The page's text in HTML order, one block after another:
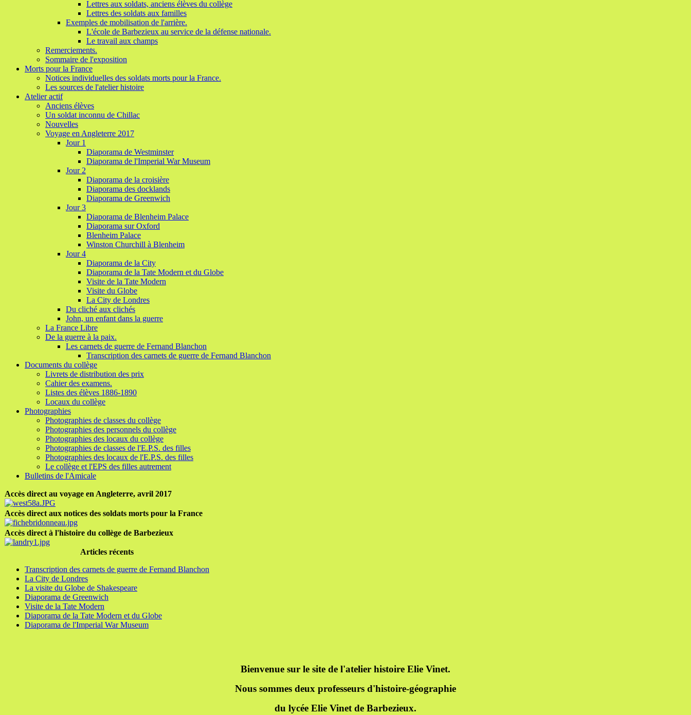
Lettres aux soldats, anciens élèves du collège
Lettres des soldats aux familles
Exemples de mobilisation de l'arrière.
L'école de Barbezieux au service de la défense nationale.
Le travail aux champs
Remerciements.
Sommaire de l'exposition
Morts pour la France
Notices individuelles des soldats morts pour la France.
Les sources de l'atelier histoire
Atelier actif
Anciens élèves
Un soldat inconnu de Chillac
Nouvelles
Voyage en Angleterre 2017
Jour 1
Diaporama de Westminster
Diaporama de l'Imperial War Museum
Jour 2
Diaporama de la croisière
Diaporama des docklands
Diaporama de Greenwich
Jour 3
Diaporama de Blenheim Palace
Diaporama sur Oxford
Blenheim Palace
Winston Churchill à Blenheim
Jour 4
Diaporama de la City
Diaporama de la Tate Modern et du Globe
Visite de la Tate Modern
Visite du Globe
La City de Londres
Du cliché aux clichés
John, un enfant dans la guerre
La France Libre
De la guerre à la paix.
Les carnets de guerre de Fernand Blanchon
Transcription des carnets de guerre de Fernand Blanchon
Documents du collège
Livrets de distribution des prix
Cahier des examens.
Listes des élèves 1886-1890
Locaux du collège
Photographies
Photographies de classes du collège
Photographies des personnels du collège
Photographies des locaux du collège
Photographies de classes de l'E.P.S. des filles
Photographies des locaux de l'E.P.S. des filles
Le collège et l'EPS des filles autrement
Bulletins de l'Amicale
Accès direct au voyage en Angleterre, avril 2017
Accès direct aux notices des soldats morts pour la France
Accès direct à l'histoire du collège de Barbezieux
Articles récents
Transcription des carnets de guerre de Fernand Blanchon
La City de Londres
La visite du Globe de Shakespeare
Diaporama de Greenwich
Visite de la Tate Modern
Diaporama de la Tate Modern et du Globe
Diaporama de l'Imperial War Museum
Bienvenue sur le site de l'atelier histoire Elie Vinet.
Nous sommes deux professeurs d'histoire-géographie
du lycée Elie Vinet de Barbezieux.